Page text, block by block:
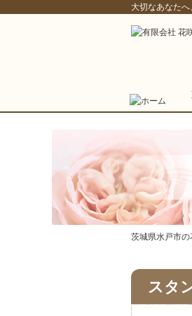
大切なあなた
茨城県水戸市
スタ